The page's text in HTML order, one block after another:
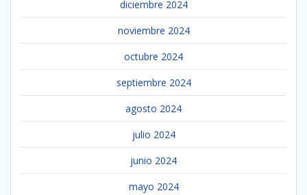
diciembre 2024
noviembre 2024
octubre 2024
septiembre 2024
agosto 2024
julio 2024
junio 2024
mayo 2024